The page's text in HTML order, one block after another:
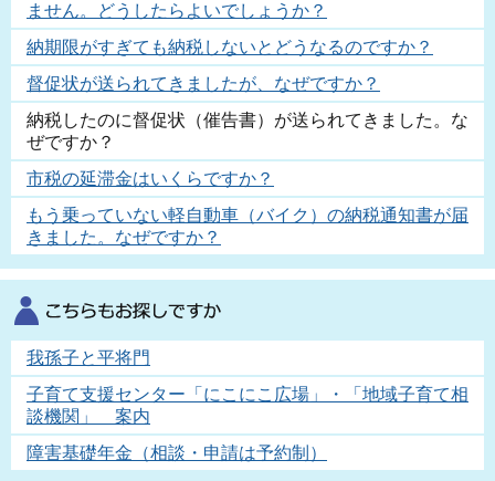
ません。どうしたらよいでしょうか？
納期限がすぎても納税しないとどうなるのですか？
督促状が送られてきましたが、なぜですか？
納税したのに督促状（催告書）が送られてきました。な
ぜですか？
市税の延滞金はいくらですか？
もう乗っていない軽自動車（バイク）の納税通知書が届
きました。なぜですか？
我孫子と平将門
子育て支援センター「にこにこ広場」・「地域子育て相
談機関」 案内
障害基礎年金（相談・申請は予約制）